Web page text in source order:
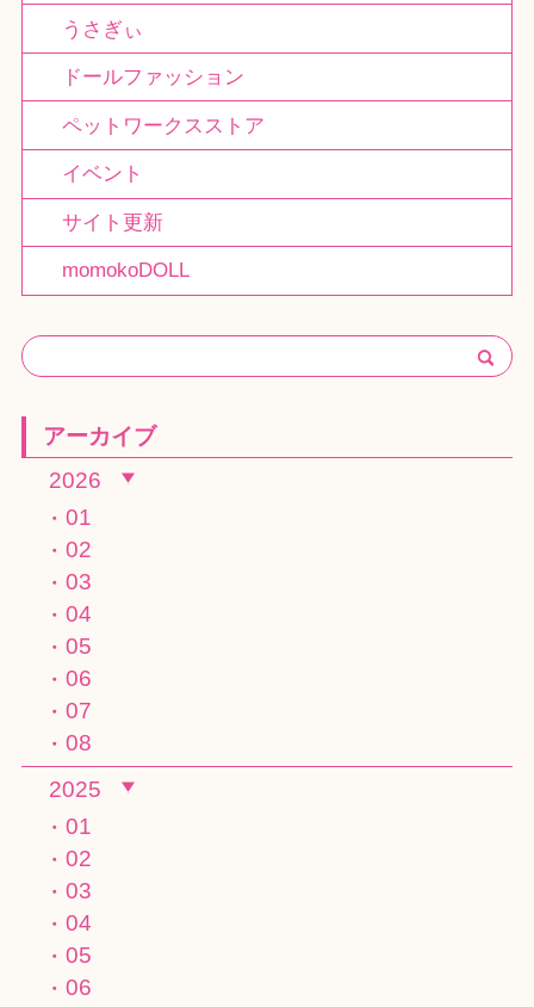
うさぎぃ
ドールファッション
ペットワークスストア
イベント
サイト更新
momokoDOLL
アーカイブ
2026
01
02
03
04
05
06
07
08
2025
01
02
03
04
05
06